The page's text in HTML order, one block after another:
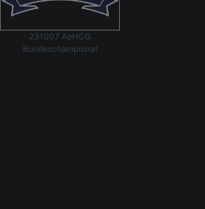
231007 ApHCG
Bundeschampionat